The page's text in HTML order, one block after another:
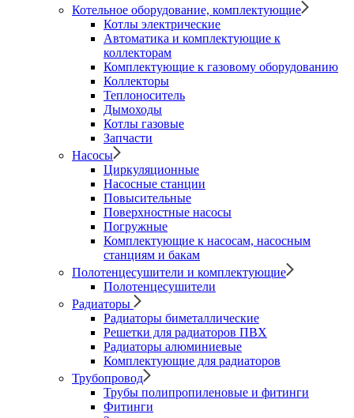
Котельное оборудование, комплектующие
Котлы электрические
Автоматика и комплектующие к
коллекторам
Комплектующие к газовому оборудованию
Коллекторы
Теплоноситель
Дымоходы
Котлы газовые
Запчасти
Насосы
Циркуляционные
Насосные станции
Повысительные
Поверхностные насосы
Погружные
Комплектующие к насосам, насосным
станциям и бакам
Полотенцесушители и комплектующие
Полотенцесушители
Радиаторы
Радиаторы биметаллические
Решетки для радиаторов ПВХ
Радиаторы алюминиевые
Комплектующие для радиаторов
Трубопровод
Трубы полипропиленовые и фитинги
Фитинги